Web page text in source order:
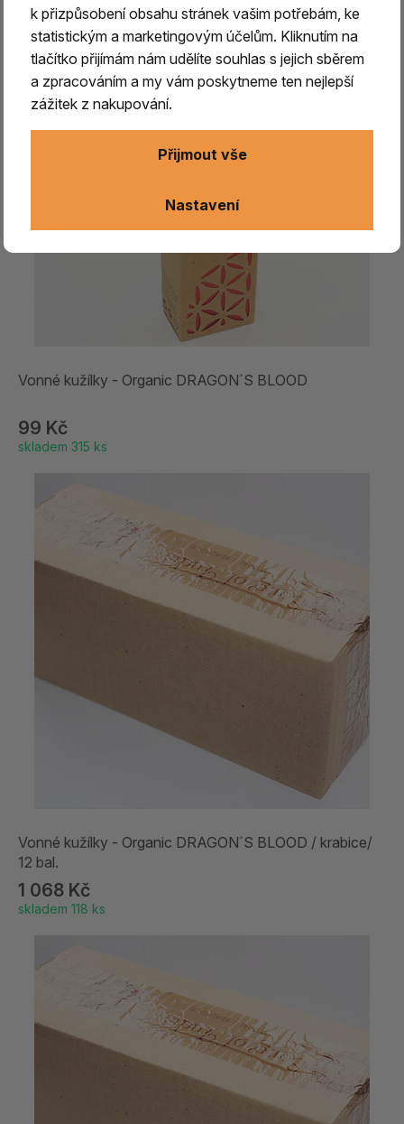
Vonné kužílky - Organic DRAGON´S BLOOD
99 Kč
skladem 315 ks
Vonné kužílky - Organic DRAGON´S BLOOD / krabice/
12 bal.
1 068 Kč
skladem 118 ks
k přizpůsobení obsahu stránek vašim potřebám, ke
statistickým a marketingovým účelům. Kliknutím na
tlačítko přijímám nám udělíte souhlas s jejich sběrem
a zpracováním a my vám poskytneme ten nejlepší
zážitek z nakupování.
Nastavení
Přijmout vše